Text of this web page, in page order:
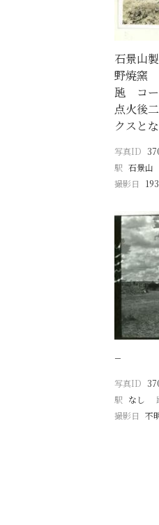
石景山
野焼窯
瓲 コー
点火後
クスと
写真ID
駅 石景山
撮影日
−
写真ID
駅 なし
撮影日 不